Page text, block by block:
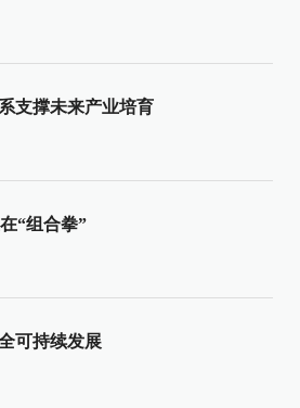
支撑未来产业培育
“组合拳”
可持续发展